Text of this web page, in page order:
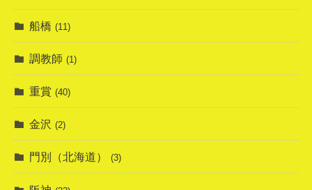
船橋 (11)
調教師 (1)
重賞 (40)
金沢 (2)
門別（北海道） (3)